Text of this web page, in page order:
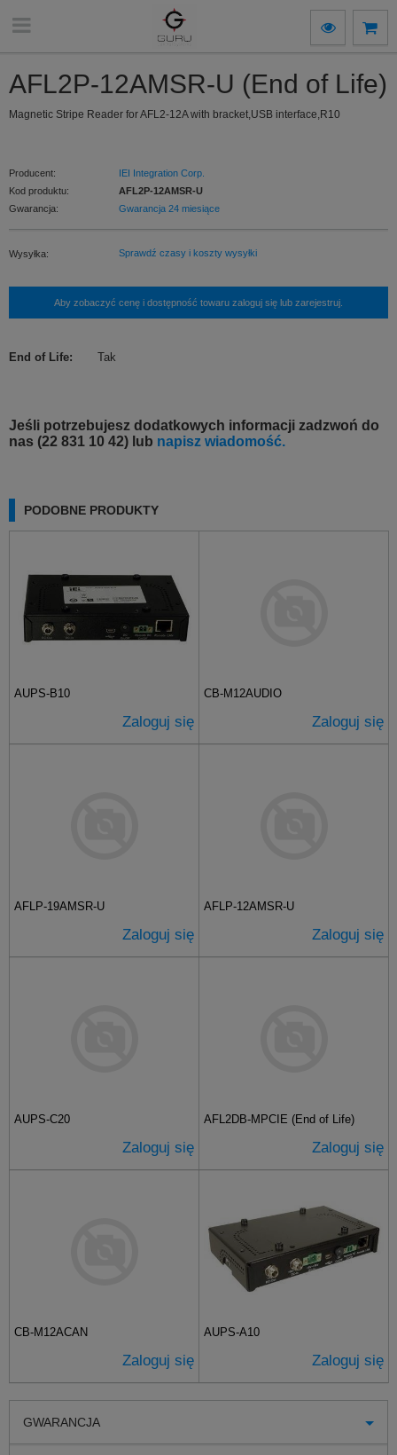
AFL2P-12AMSR-U (End of Life)
Magnetic Stripe Reader for AFL2-12A with bracket,USB interface,R10
Producent:
IEI Integration Corp.
Kod produktu:
AFL2P-12AMSR-U
Gwarancja:
Gwarancja 24 miesiące
Wysyłka: Sprawdź czasy i koszty wysyłki
Aby zobaczyć cenę i dostępność towaru zaloguj się lub zarejestruj.
End of Life: Tak
Jeśli potrzebujesz dodatkowych informacji zadzwoń do
nas (22 831 10 42) lub napisz wiadomość.
PODOBNE PRODUKTY
AUPS-B10
Zaloguj się
CB-M12AUDIO
Zaloguj się
AFLP-19AMSR-U
Zaloguj się
AFLP-12AMSR-U
Zaloguj się
AUPS-C20
Zaloguj się
AFL2DB-MPCIE (End of Life)
Zaloguj się
CB-M12ACAN
Zaloguj się
AUPS-A10
Zaloguj się
GWARANCJA